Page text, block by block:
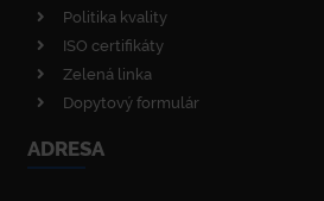
Politika kvality
ISO certifikáty
Zelená linka
Dopytový formulár
ADRESA